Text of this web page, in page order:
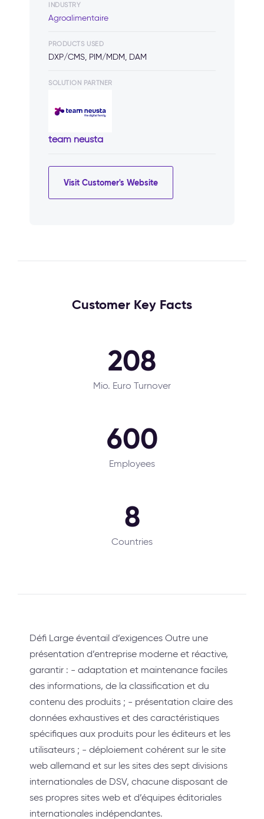
INDUSTRY
Agroalimentaire
PRODUCTS USED
DXP/CMS, PIM/MDM, DAM
SOLUTION PARTNER
team neusta
Visit Customer's Website
Customer Key Facts
208
Mio. Euro Turnover
600
Employees
8
Countries
Défi Large éventail d’exigences Outre une
présentation d’entreprise moderne et réactive,
garantir : - adaptation et maintenance faciles
des informations, de la classification et du
contenu des produits ; - présentation claire des
données exhaustives et des caractéristiques
spécifiques aux produits pour les éditeurs et les
utilisateurs ; - déploiement cohérent sur le site
web allemand et sur les sites des sept divisions
internationales de DSV, chacune disposant de
ses propres sites web et d’équipes éditoriales
internationales indépendantes.